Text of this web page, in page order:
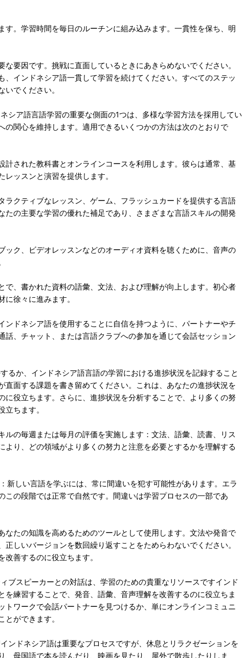
す。学習時間を毎日のルーチンに組み込みます。一貫性を保ち、明
要因です。挑戦に直面しているときにあきらめないでください。
、インドネシア語一貫して学習を続けてください。すべてのステッ
でください。
シア語言語学習の重要な側面の1つは、多様な学習方法を採用してい
の関心を維持します。適用できるいくつかの方法は次のとおりで
計された教科書とオンラインコースを利用します。彼らは通常、基
ッスンと演習を提供します。
ラクティブなレッスン、ゲーム、フラッシュカードを提供する言語
たの主要な学習の優れた補足であり、さまざまな言語スキルの開発
ック、ビデオレッスンなどのオーディオ資料を聴くために、音声の
で、書かれた資料の語彙、文法、および理解が向上します。初心者
徐々に進みます。
ンドネシア語を使用することに自信を持つように、パートナーやチ
話、チャット、または言語クラブへの参加を通じて会話セッション
るか、インドネシア語言語の学習における進捗状況を記録すること
直面する課題を書き留めてください。これは、あなたの進捗状況を
に役立ちます。さらに、進捗状況を分析することで、より多くの努
ちます。
ルの毎週または毎月の評価を実施します：文法、語彙、読書、リス
より、どの領域がより多くの努力と注意を必要とするかを理解する
新しい言語を学ぶには、常に間違いを犯す可能性があります。エラ
この段階では正常で自然です。間違いは学習プロセスの一部であ
なたの知識を高めるためのツールとして使用します。文法や発音で
しいバージョンを数回繰り返すことをためらわないでください。
善するのに役立ちます。
ブスピーカーとの対話は、学習のための貴重なリソースですインド
を練習することで、発音、語彙、音声理解を改善するのに役立ちま
トワークで会話パートナーを見つけるか、単にオンラインコミュニ
ができます。
ンドネシア語は重要なプロセスですが、休息とリラクゼーションを
母国語で本を読んだり、映画を見たり、屋外で散歩したりしま